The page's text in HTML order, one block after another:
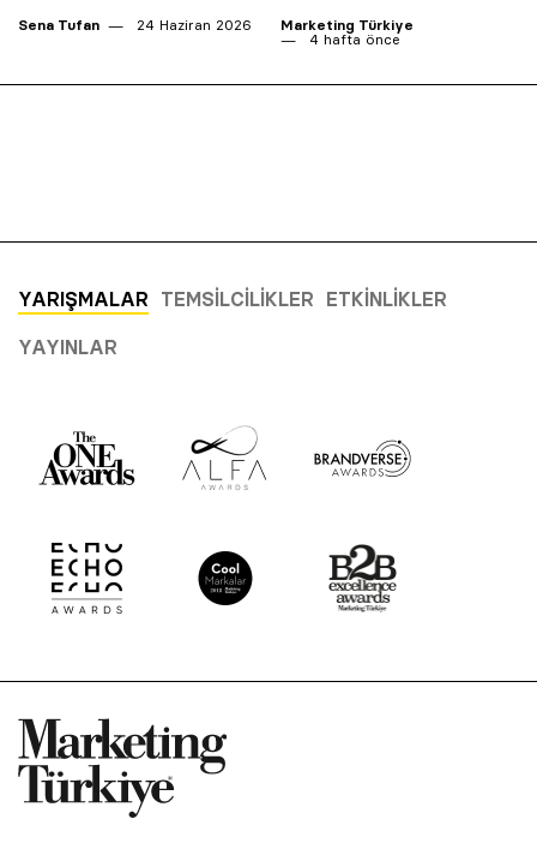
Sena Tufan 24 Haziran 2026
Marketing Türkiye
4 hafta önce
YARIŞMALAR TEMSILCILIKLER ETKINLIKLER
YAYINLAR